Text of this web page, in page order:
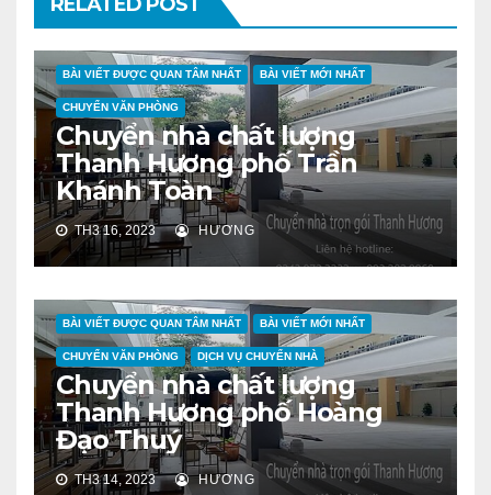
BÀI VIẾT ĐƯỢC QUAN TÂM NHẤT BÀI VIẾT MỚI NHẤT
CHUYỂN VĂN PHÒNG
Chuyển nhà chất lượng
Thanh Hương phố Trần
Khánh Toàn
TH3 16, 2023 HƯƠNG
BÀI VIẾT ĐƯỢC QUAN TÂM NHẤT BÀI VIẾT MỚI NHẤT
CHUYỂN VĂN PHÒNG DỊCH VỤ CHUYỂN NHÀ
Chuyển nhà chất lượng
Thanh Hương phố Hoàng
Đạo Thuý
TH3 14, 2023 HƯƠNG